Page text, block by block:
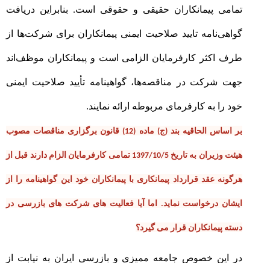
تمامی پیمانکاران حقیقی و حقوقی است. بنابراین دریافت
گواهی‌نامه تایید صلاحیت ایمنی پیمانکاران برای شرکت‌ها از
طرف اکثر کارفرمایان الزامی است و پیمانکاران موظف‌اند
جهت شرکت در مناقصه‌ها، گواهینامه تأیید صلاحیت ایمنی
خود را به کارفرمای مربوطه ارائه نمایند.
بر اساس الحاقیه بند (ج) ماده (12) قانون برگزاری مناقصات مصوب
هیئت وزیران به تاریخ 1397/10/5 تمامی کارفرمایان الزام دارند قبل از
هرگونه عقد قرارداد پیمانکاری با پیمانکاران خود این گواهینامه را از
ایشان درخواست نماید. اما آیا فعالیت های شرکت های بازرسی در
دسته پیمانکاران قرار می گیرد؟
در این خصوص جامعه ممیزی و بازرسی ایران به نیابت از